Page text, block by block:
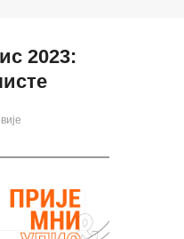
2023: